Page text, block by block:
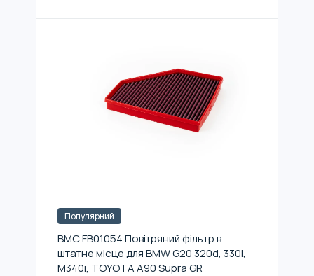
Популярний
BMC FB01054 Повітряний фільтр в
штатне місце для BMW G20 320d, 330i,
M340i, TOYOTA A90 Supra GR